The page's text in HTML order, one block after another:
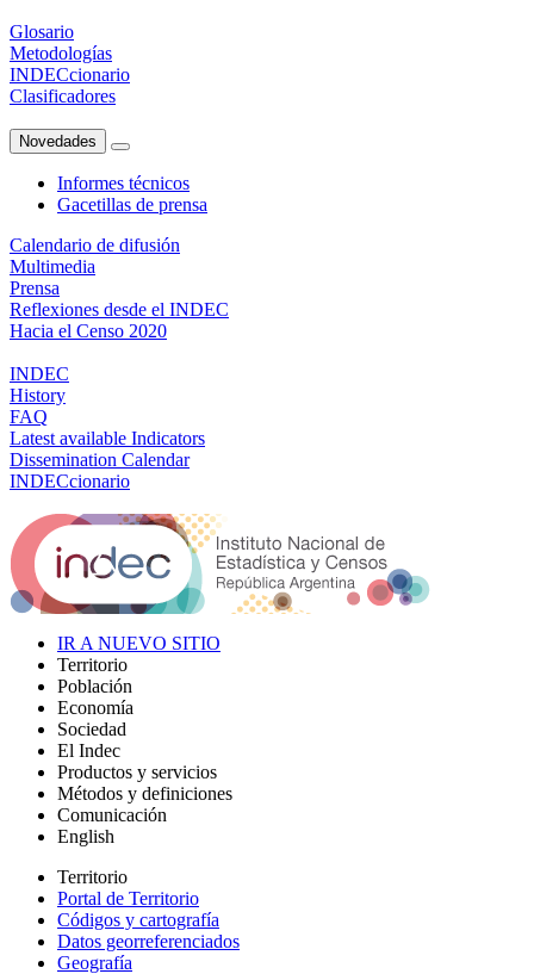
Glosario
Metodologías
INDECcionario
Clasificadores
Novedades
Informes técnicos
Gacetillas de prensa
Calendario de difusión
Multimedia
Prensa
Reflexiones desde el INDEC
Hacia el Censo 2020
INDEC
History
FAQ
Latest available Indicators
Dissemination Calendar
INDECcionario
IR A NUEVO SITIO
Territorio
Población
Economía
Sociedad
El Indec
Productos y servicios
Métodos y definiciones
Comunicación
English
Territorio
Portal de Territorio
Códigos y cartografía
Datos georreferenciados
Geografía